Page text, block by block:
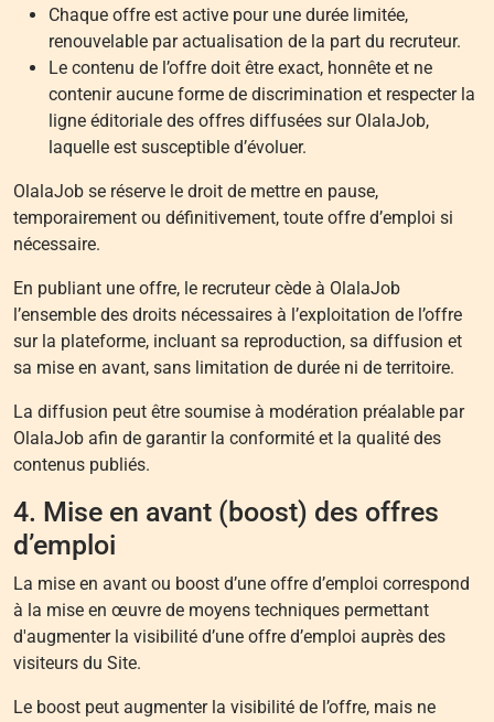
Chaque offre est active pour une durée limitée,
renouvelable par actualisation de la part du recruteur.
Le contenu de l’offre doit être exact, honnête et ne
contenir aucune forme de discrimination et respecter la
ligne éditoriale des offres diffusées sur OlalaJob,
laquelle est susceptible d’évoluer.
OlalaJob se réserve le droit de mettre en pause,
temporairement ou définitivement, toute offre d’emploi si
nécessaire.
En publiant une offre, le recruteur cède à OlalaJob
l’ensemble des droits nécessaires à l’exploitation de l’offre
sur la plateforme, incluant sa reproduction, sa diffusion et
sa mise en avant, sans limitation de durée ni de territoire.
La diffusion peut être soumise à modération préalable par
OlalaJob afin de garantir la conformité et la qualité des
contenus publiés.
4. Mise en avant (boost) des offres
d’emploi
La mise en avant ou boost d’une offre d’emploi correspond
à la mise en œuvre de moyens techniques permettant
d'augmenter la visibilité d’une offre d’emploi auprès des
visiteurs du Site.
Le boost peut augmenter la visibilité de l’offre, mais ne